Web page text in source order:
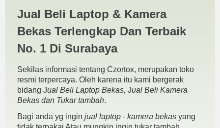
Hero 7 Surabaya | JUAL
BELI KAMERA BEKAS |
JUAL BELI LAPTOP BEKAS |
SURABAYA
Jual Beli Laptop & Kamera
Bekas Terlengkap Dan Terbaik
No. 1 Di Surabaya
Sekilas informasi tentang Czortox, merupakan toko
resmi terpercaya. Oleh karena itu kami bergerak
bidang Jual Beli Laptop Bekas, Jual Beli Kamera
Bekas dan Tukar tambah.
Bagi anda yg ingin jual laptop - kamera bekas yang